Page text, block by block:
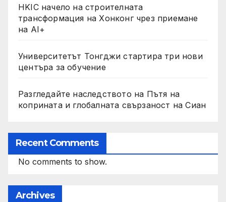
HKIC начело на строителната
трансформация на Хонконг чрез приемане
на AI+
Университетът Тонгджи стартира три нови
центъра за обучение
Разгледайте наследството на Пътя на
коприната и глобалната свързаност на Сиан
Recent Comments
No comments to show.
Archives